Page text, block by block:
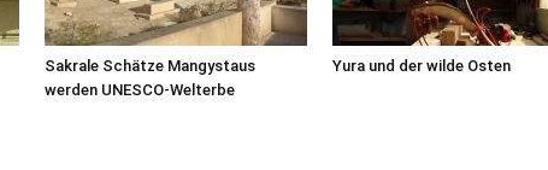
Sakrale Schätze Mangystaus
werden UNESCO-Welterbe
Yura und der wilde Osten